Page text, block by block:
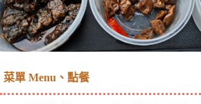
菜單 Menu、點餐